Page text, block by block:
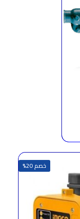
خصم 20%